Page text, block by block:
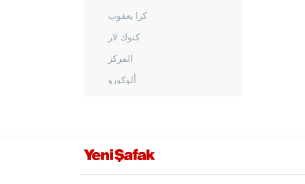
كرا يعقوب
كنوك لار
المركز
ألوكوزو
ساراي كينت